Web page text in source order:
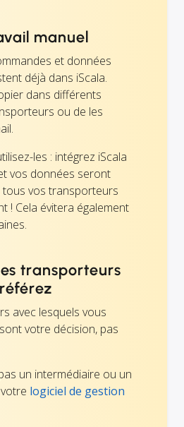
manuel
et données
déjà dans iScala.
dans différents
ou de les
les : intégrez iScala
vos données seront
tous vos transporteurs
! Cela évitera également
transporteurs
avec lesquels vous
votre décision, pas
un intermédiaire ou un
logiciel de gestion